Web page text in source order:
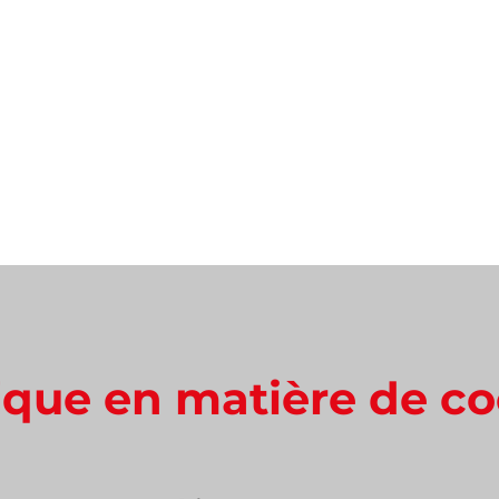
en matière de